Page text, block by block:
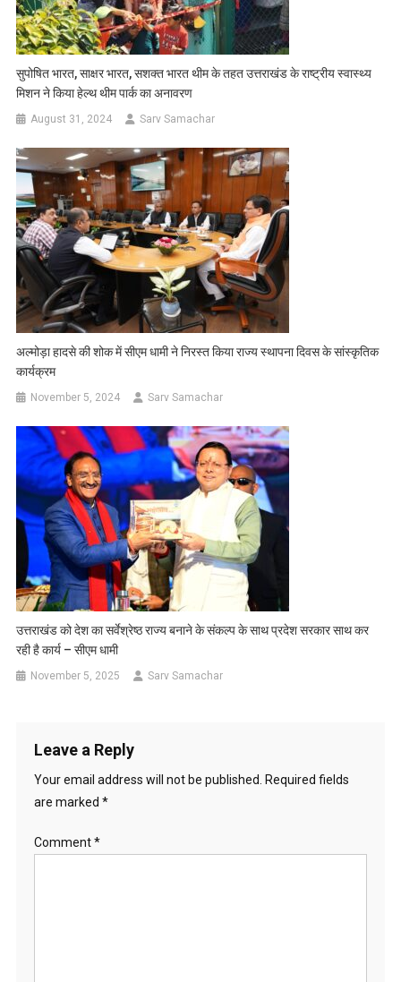
सुपोषित भारत, साक्षर भारत, सशक्त भारत थीम के तहत उत्तराखंड के राष्ट्रीय स्वास्थ्य
मिशन ने किया हेल्थ थीम पार्क का अनावरण
August 31, 2024 Sarv Samachar
अल्मोड़ा हादसे की शोक में सीएम धामी ने निरस्त किया राज्य स्थापना दिवस के सांस्कृतिक
कार्यक्रम
November 5, 2024 Sarv Samachar
उत्तराखंड को देश का सर्वेश्रेष्ठ राज्य बनाने के संकल्प के साथ प्रदेश सरकार साथ कर
रही है कार्य – सीएम धामी
November 5, 2025 Sarv Samachar
Leave a Reply
Your email address will not be published.
Required fields
are marked *
Comment*